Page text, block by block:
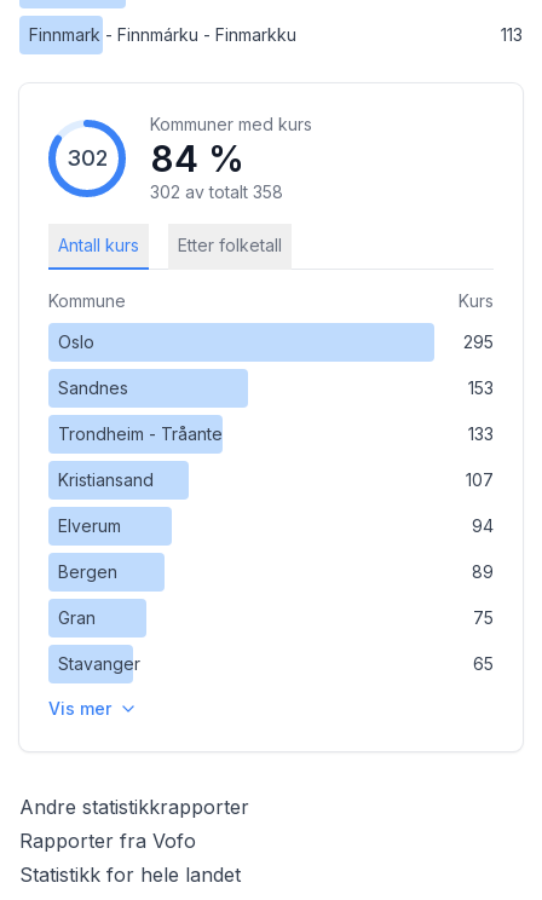
Finnmark - Finnmárku - Finmarkku 113
302
Kommuner med kurs
84 %
302 av totalt 358
Antall kurs Etter folketall
Kommune
Kurs
Oslo
Sandnes
Trondheim - Tråante
Kristiansand
Elverum
Bergen
Gran
Stavanger
295
153
133
107
94
89
75
65
Vis mer
Andre statistikkrapporter
Rapporter fra Vofo
Statistikk for hele landet